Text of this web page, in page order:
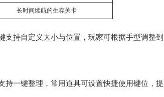
长时间续航的生存关卡
支持自定义大小与位置，玩家可根据手型调整到
持一键整理，常用道具可设置快捷使用键位，提